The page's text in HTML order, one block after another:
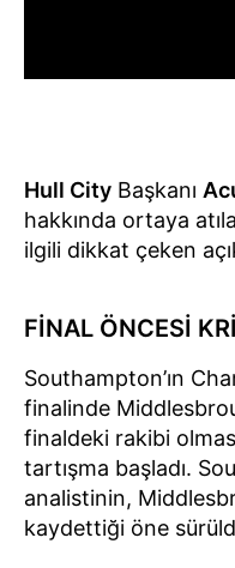
Hull City Başkanı
hakkında ortaya
ilgili dikkat çeken
FİNAL ÖNCESİ
Southampton’ın
finalinde
finaldeki rakibi
tartışma başladı.
analistinin,
kaydettiği öne